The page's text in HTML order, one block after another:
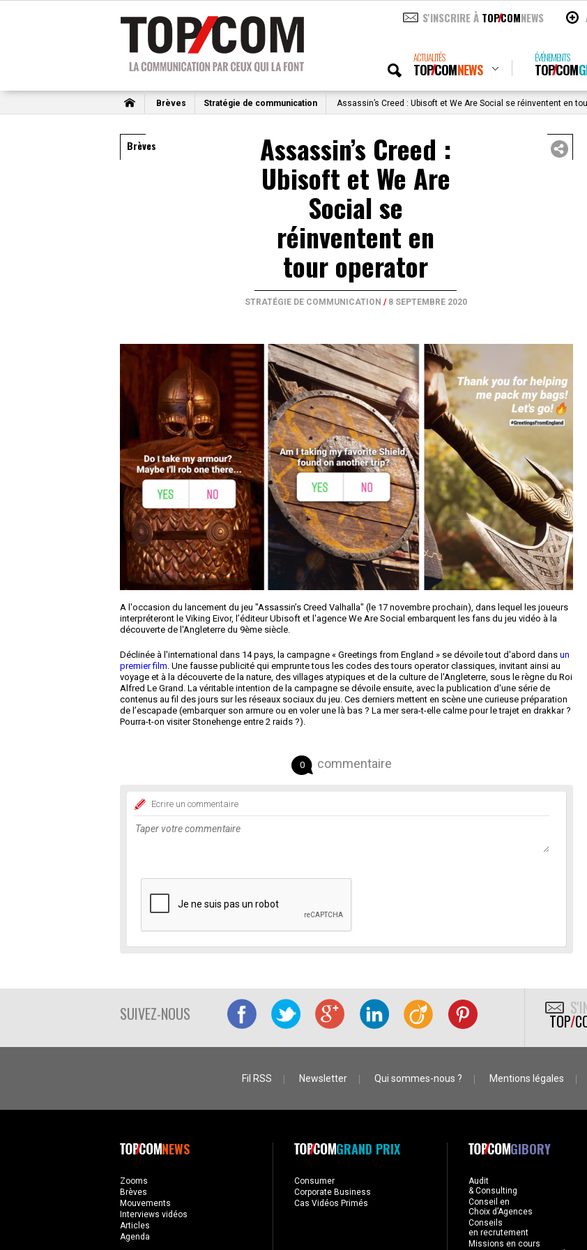
S'INSCRIRE À TOPCOMNEWS
ACTUALITÉS
TOPCOMNEWS
ÉVÉNEMENTS
TOPCOM
Brèves Stratégie de communication Assassin’s Creed : Ubisoft et We Are Social se réinventent en
Brèves Assassin’s Creed :
Ubisoft et We Are
Social se
réinventent en
tour operator
STRATÉGIE DE COMMUNICATION / 8 SEPTEMBRE 2020
A l'occasion du lancement du jeu "Assassin’s Creed Valhalla" (le 17 novembre prochain), dans lequel les joueurs
interpréteront le Viking Eivor, l’éditeur Ubisoft et l'agence We Are Social embarquent les fans du jeu vidéo à la
découverte de l'Angleterre du 9ème siècle.
Déclinée à l'international dans 14 pays, la campagne « Greetings from England » se dévoile tout d'abord dans un
premier film. Une fausse publicité qui emprunte tous les codes des tours operator classiques, invitant ainsi au
voyage et à la découverte de la nature, des villages atypiques et de la culture de l'Angleterre, sous le règne du Roi
Alfred Le Grand. La véritable intention de la campagne se dévoile ensuite, avec la publication d'une série de
contenus au fil des jours sur les réseaux sociaux du jeu. Ces derniers mettent en scène une curieuse préparation
de l’escapade (embarquer son armure ou en voler une là bas ? La mer sera-t-elle calme pour le trajet en drakkar ?
Pourra-t-on visiter Stonehenge entre 2 raids ?).
0 commentaire
Ecrire un commentaire
SUIVEZ-NOUS TOP/
Fil RSS Newsletter Qui sommes-nous ? Mentions légales
NEWS
Zooms
Brèves
Mouvements
Interviews vidéos
Articles
Agenda
GRAND PRIX
Consumer
Corporate Business
Cas Vidéos Primés
GIBORY
Audit
& Consulting
Conseil en
Choix d’Agences
Conseils
en recrutement
Missions en cours